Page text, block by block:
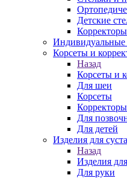
Детские
Корректоры
Индивидуальные
Корсеты и
Назад
Корсеты и
Для шеи
Корсеты
Для
Для детей
Изделия для
Назад
Изделия
Для руки